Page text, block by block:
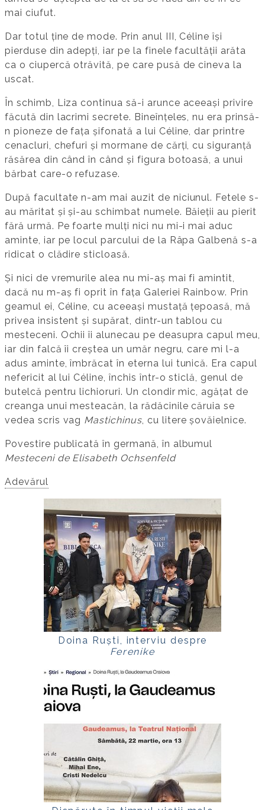
mai ciufut.
Dar totul ține de mode. Prin anul III, Céline își
pierduse din adepți, iar pe la finele facultății arăta
ca o ciupercă otrăvită, pe care pusă de cineva la
uscat.
În schimb, Liza continua să-i arunce aceeași privire
făcută din lacrimi secrete. Bineînțeles, nu era prinsă-
n pioneze de fața șifonată a lui Céline, dar printre
cenacluri, chefuri și mormane de cărți, cu siguranță
răsărea din când în când și figura botoasă, a unui
bărbat care-o refuzase.
După facultate n-am mai auzit de niciunul. Fetele s-
au măritat și și-au schimbat numele. Băieții au pierit
fără urmă. Pe foarte mulți nici nu mi-i mai aduc
aminte, iar pe locul parcului de la Râpa Galbenă s-a
ridicat o clădire sticloasă.
Și nici de vremurile alea nu mi-aș mai fi amintit,
dacă nu m-aș fi oprit în fața Galeriei Rainbow. Prin
geamul ei, Céline, cu aceeași mustață țepoasă, mă
privea insistent și supărat, dintr-un tablou cu
mesteceni. Ochii îi alunecau pe deasupra capul meu,
iar din falcă îi creștea un umăr negru, care mi l-a
adus aminte, îmbrăcat în eterna lui tunică. Era capul
nefericit al lui Céline, închis într-o sticlă, genul de
butelcă pentru lichioruri. Un clondir mic, agățat de
creanga unui mesteacăn, la rădăcinile căruia se
vedea scris vag Mastichinus, cu litere șovăielnice.
Povestire publicată în germană, în albumul
Mesteceni de Elisabeth Ochsenfeld
Adevărul
Doina Ruști, interviu despre
Ferenike